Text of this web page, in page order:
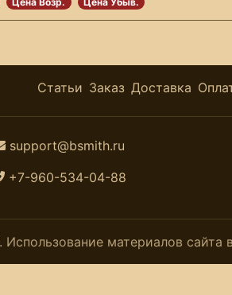
Статьи Заказ Доставка
support@bsmith.ru
+7-960-534-04-88
Использование материалов